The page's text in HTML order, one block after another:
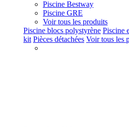
Piscine Bestway
Piscine GRE
Voir tous les produits
Piscine blocs polystyrène Piscine
kit Pièces détachées Voir tous les